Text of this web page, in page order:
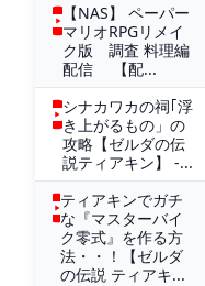
【NAS】 ペーパー
マリオRPGリメイ
ク版 調査 料理編
配信 【配...
シナカワカの祠｢浮
き上がるもの」の
攻略【ゼルダの伝
説ティアキン】 -...
ティアキンでガチ
な『マスターバイ
ク零式』を作る方
法・・！【ゼルダ
の伝説 ティアキ...